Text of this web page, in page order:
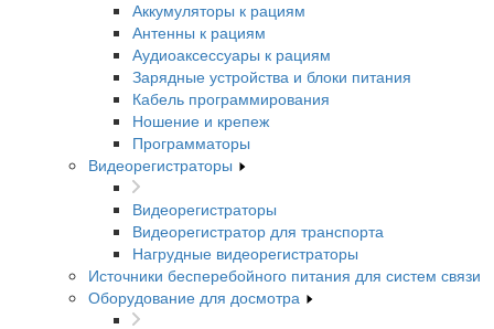
Аккумуляторы к рациям
Антенны к рациям
Аудиоаксессуары к рациям
Зарядные устройства и блоки питания
Кабель программирования
Ношение и крепеж
Программаторы
Видеорегистраторы
Видеорегистраторы
Видеорегистратор для транспорта
Нагрудные видеорегистраторы
Источники бесперебойного питания для систем связи
Оборудование для досмотра